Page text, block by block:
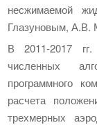
несжимаемой
Глазуновым, А.В.
В 2011-2017
численных
программного
расчета
трехмерных